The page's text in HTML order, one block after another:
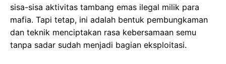
sisa-sisa aktivitas tambang emas ilegal milik para
mafia. Tapi tetap, ini adalah bentuk pembungkaman
dan teknik menciptakan rasa kebersamaan semu
tanpa sadar sudah menjadi bagian eksploitasi.